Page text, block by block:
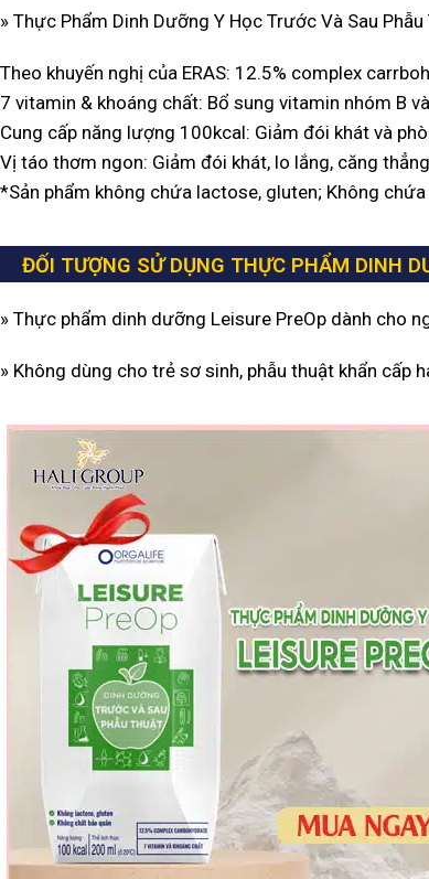
» Thực Phẩm Dinh Dưỡng Y Học Trước Và Sau
Theo khuyến nghị của ERAS: 12.5% complex
7 vitamin & khoáng chất: Bổ sung vitamin nhóm B
Cung cấp năng lượng 100kcal: Giảm đói khát và
Vị táo thơm ngon: Giảm đói khát, lo lắng, căng
*Sản phẩm không chứa lactose, gluten; Không
ĐỐI TƯỢNG SỬ DỤNG THỰC PHẨM DINH
» Thực phẩm dinh dưỡng Leisure PreOp dành cho
» Không dùng cho trẻ sơ sinh, phẫu thuật khẩn cấp